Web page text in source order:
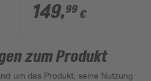
'ONE+ R18TPS-0 '
18V ohne Akku und
149,99 €
zum Produkt
um das Produkt, seine Nutzung